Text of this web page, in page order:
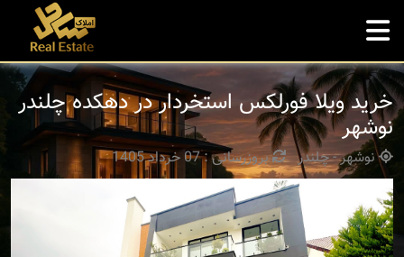
خرید ویلا فورلکس استخردار در دهکده چلندر
نوشهر
نوشهر - چلندر بروزرسانی : 07 خرداد 1405